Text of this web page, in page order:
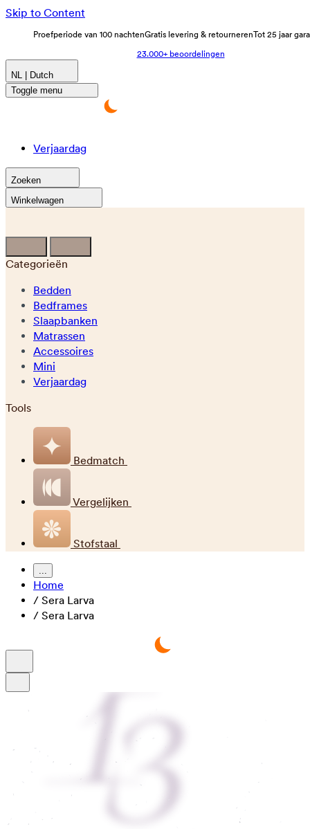
Skip to Content
Proefperiode van 100 nachtenGratis levering & retournerenTot 25 jaar
23.000+ beoordelingen
NL | Dutch
Toggle menu
Verjaardag
Zoeken
Winkelwagen
Categorieën
Bedden
Bedframes
Slaapbanken
Matrassen
Accessoires
Mini
Verjaardag
Tools
Bedmatch
Vergelijken
Stofstaal
...
Home
/ Sera Larva
/ Sera Larva